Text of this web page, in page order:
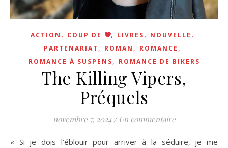
ACTION , COUP DE , LIVRES, NOUVELLE ,
PARTENARIAT , ROMAN , ROMANCE ,
ROMANCE À SUSPENS, ROMANCE DE BIKERS
The Killing Vipers,
Préquels
novembre 7, 2024 / Un commentaire
« Si je dois l’éblouir pour arriver à la séduire, je me